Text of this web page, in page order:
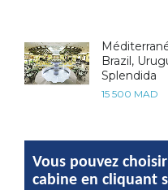
Brazil,
Splendida
15 500 MAD
Vous pouvez
cabine en cliquant